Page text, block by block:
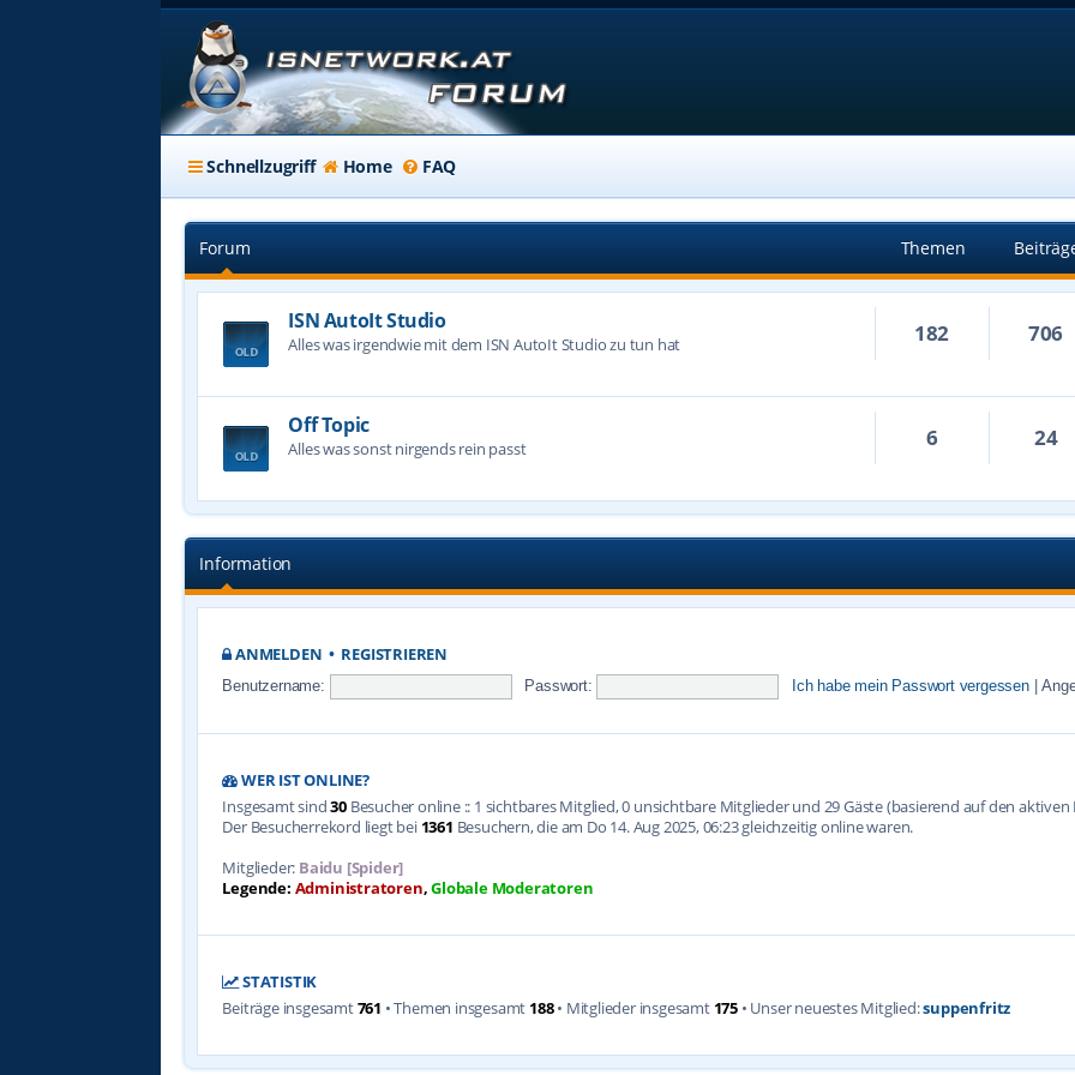
Schnellzugriff Home FAQ
Forum Themen
ISN AutoIt Studio
Alles was irgendwie mit dem ISN AutoIt Studio zu tun hat 182 706
Off Topic
Alles was sonst nirgends rein passt 6 24
Information
ANMELDEN • REGISTRIEREN
Benutzername: Passwort: Ich habe mein Passwort vergessen
WER IST ONLINE?
Insgesamt sind30 Besucher online :: 1 sichtbares Mitglied, 0 unsichtbare Mitglieder und 29 Gäste (basierend auf den
Der Besucherrekord liegt bei 1361 Besuchern, die am Do 14. Aug 2025, 06:23 gleichzeitig online waren.
Mitglieder: Baidu [Spider]
Legende: Administratoren,Globale Moderatoren
STATISTIK
Beiträge insgesamt761 • Themen insgesamt 188• Mitglieder insgesamt 175 • Unser neuestes Mitglied:suppenfritz